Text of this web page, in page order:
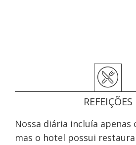
REFEIÇÕES
Nossa diária incluía apenas
mas o hotel possui